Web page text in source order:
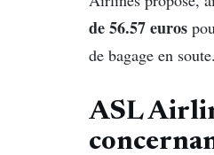
de 56.57 euros
de bagage en soute.
ASL